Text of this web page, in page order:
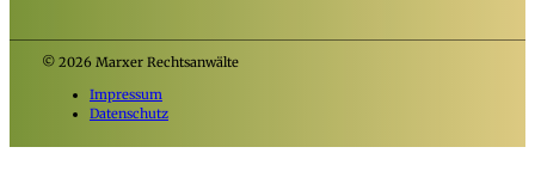
© 2026 Marxer Rechtsanwälte
Impressum
Datenschutz